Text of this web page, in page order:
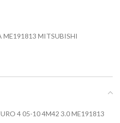
ME191813 MITSUBISHI
4 05-10 4M42 3.0 ME191813